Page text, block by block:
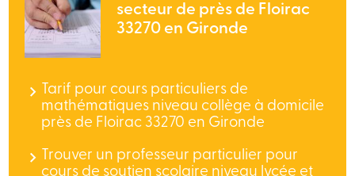
secteur de près de Floirac
33270 en Gironde
Tarif pour cours particuliers de
mathématiques niveau collège à domicile
près de Floirac 33270 en Gironde
Trouver un professeur particulier pour
cours de soutien scolaire niveau lycée et